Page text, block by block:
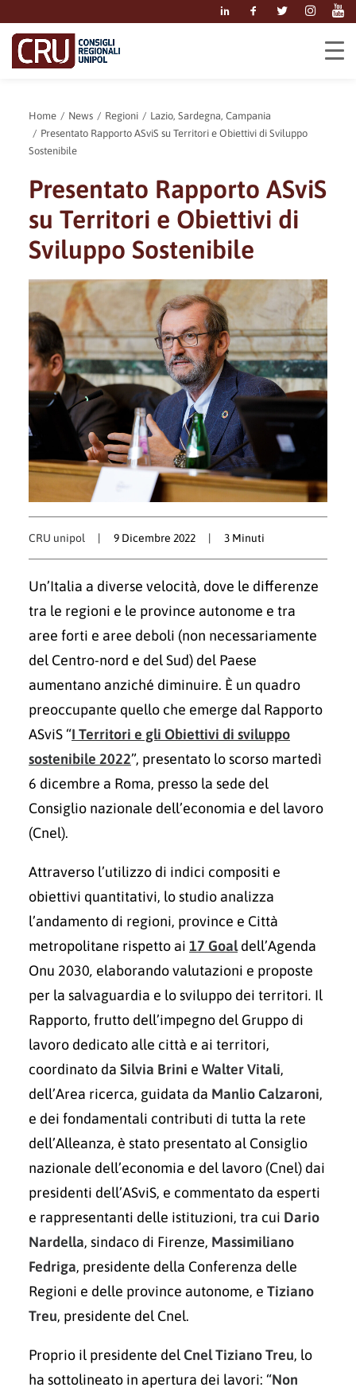
Home News Regioni
Lazio, Sardegna, Campania
Presentato Rapporto ASviS su Territori e Obiettivi di Sviluppo
Sostenibile
Presentato Rapporto ASviS
su Territori e Obiettivi di
Sviluppo Sostenibile
CRU unipol | 9 Dicembre 2022 | 3 Minuti
Un’Italia a diverse velocità, dove le differenze
tra le regioni e le province autonome e tra
aree forti e aree deboli (non necessariamente
del Centro-nord e del Sud) del Paese
aumentano anziché diminuire. È un quadro
preoccupante quello che emerge dal Rapporto
ASviS “I Territori e gli Obiettivi di sviluppo
sostenibile 2022”, presentato lo scorso martedì
6 dicembre a Roma, presso la sede del
Consiglio nazionale dell’economia e del lavoro
(Cnel).
Attraverso l’utilizzo di indici compositi e
obiettivi quantitativi, lo studio analizza
l’andamento di regioni, province e Città
metropolitane rispetto ai 17 Goaldell’Agenda
Onu 2030, elaborando valutazioni e proposte
per la salvaguardia e lo sviluppo dei territori. Il
Rapporto, frutto dell’impegno del Gruppo di
lavoro dedicato alle città e ai territori,
coordinato da Silvia Brini e Walter Vitali,
dell’Area ricerca, guidata da Manlio Calzaroni,
e dei fondamentali contributi di tutta la rete
dell’Alleanza, è stato presentato al Consiglio
nazionale dell’economia e del lavoro (Cnel) dai
presidenti dell’ASviS, e commentato da esperti
e rappresentanti delle istituzioni, tra cui Dario
Nardella, sindaco di Firenze, Massimiliano
Fedriga, presidente della Conferenza delle
Regioni e delle province autonome, e Tiziano
Treu, presidente del Cnel.
Proprio il presidente del Cnel Tiziano Treu, lo
ha sottolineato in apertura dei lavori: “Non